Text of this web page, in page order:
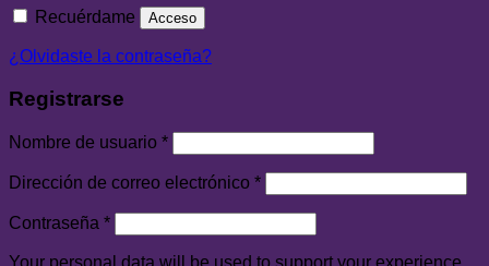
Recuérdame Acceso
¿Olvidaste la contraseña?
Registrarse
Nombre de usuario *
Dirección de correo electrónico *
Contraseña *
Your personal data will be used to support your experience